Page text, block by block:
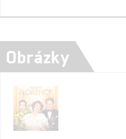
Obrázky